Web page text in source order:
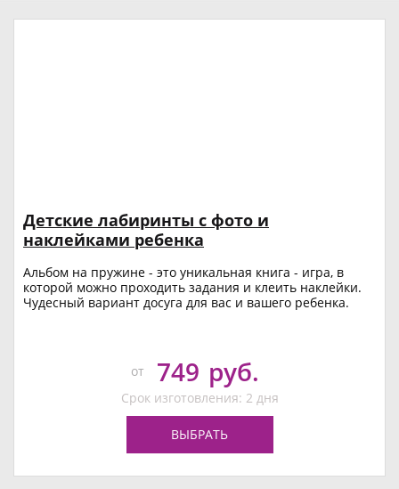
Детские лабиринты с фото и
наклейками ребенка
Альбом на пружине - это уникальная книга - игра, в
которой можно проходить задания и клеить наклейки.
Чудесный вариант досуга для вас и вашего ребенка.
от 749 руб.
Срок изготовления: 2 дня
ВЫБРАТЬ